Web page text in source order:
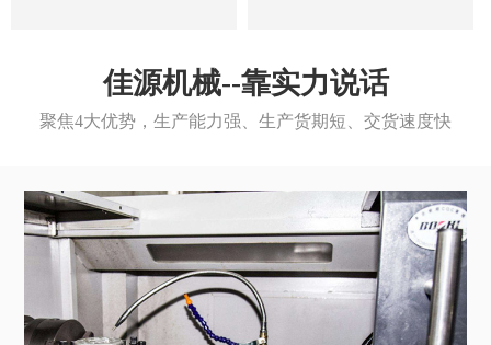
佳源机械--靠实力说话
聚焦4大优势，生产能力强、生产货期短、交货速度快